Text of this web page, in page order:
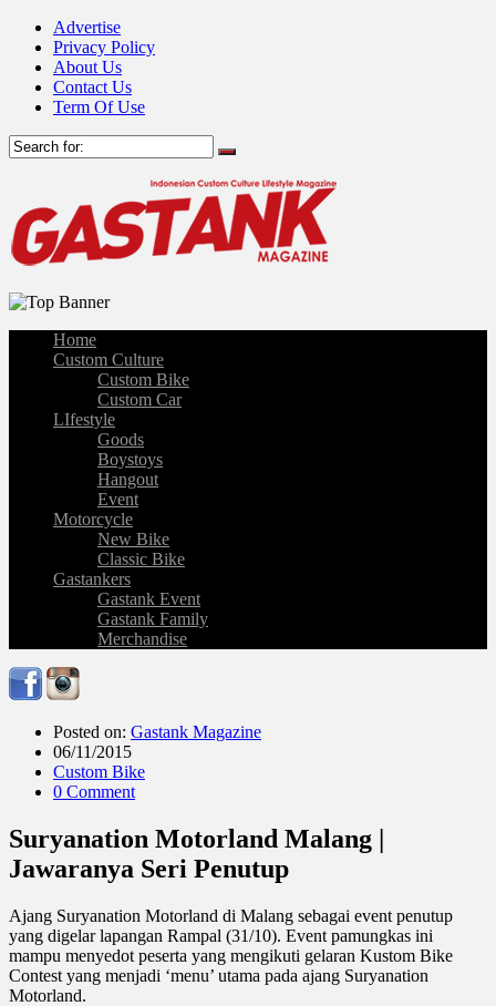
Advertise
Privacy Policy
About Us
Contact Us
Term Of Use
Home
Custom Culture
Custom Bike
Custom Car
LIfestyle
Goods
Boystoys
Hangout
Event
Motorcycle
New Bike
Classic Bike
Gastankers
Gastank Event
Gastank Family
Merchandise
Posted on: Gastank Magazine
06/11/2015
Custom Bike
0 Comment
Suryanation Motorland Malang |
Jawaranya Seri Penutup
Ajang Suryanation Motorland di Malang sebagai event penutup
yang digelar lapangan Rampal (31/10). Event pamungkas ini
mampu menyedot peserta yang mengikuti gelaran Kustom Bike
Contest yang menjadi ‘menu’ utama pada ajang Suryanation
Motorland.